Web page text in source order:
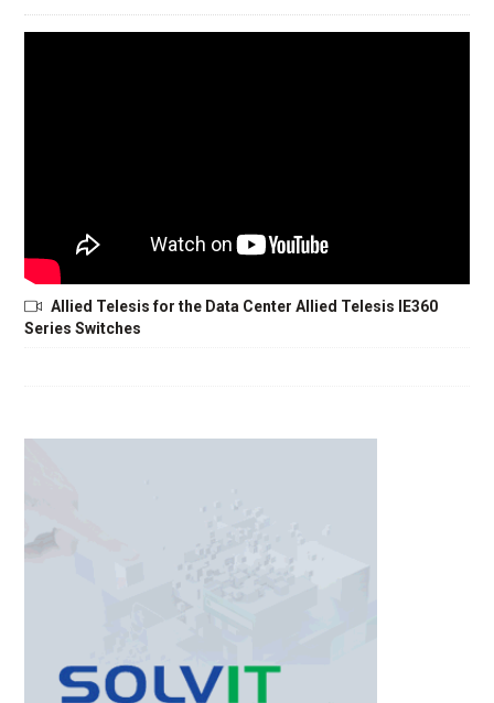
Allied Telesis for the Data Center Allied Telesis IE360
Series Switches